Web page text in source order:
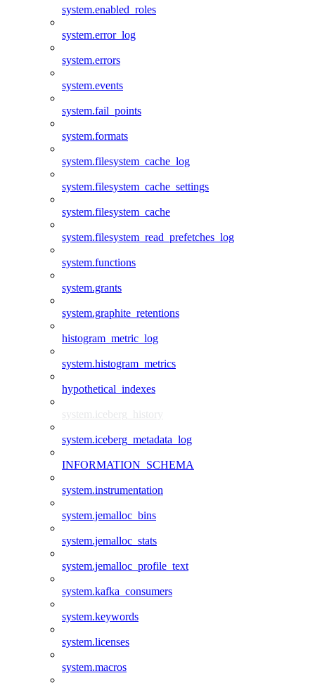
system.enabled_roles
system.error_log
system.errors
system.events
system.fail_points
system.formats
system.filesystem_cache_log
system.filesystem_cache_settings
system.filesystem_cache
system.filesystem_read_prefetches_log
system.functions
system.grants
system.graphite_retentions
histogram_metric_log
system.histogram_metrics
hypothetical_indexes
system.iceberg_history
system.iceberg_metadata_log
INFORMATION_SCHEMA
system.instrumentation
system.jemalloc_bins
system.jemalloc_stats
system.jemalloc_profile_text
system.kafka_consumers
system.keywords
system.licenses
system.macros